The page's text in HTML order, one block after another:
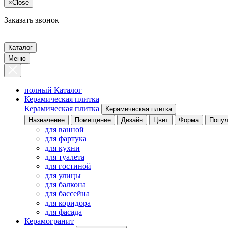
×Close
Заказать звонок
Каталог
Меню
полный Каталог
Керамическая плитка
Керамическая плитка
Керамическая плитка
Назначение
Помещение Дизайн Цвет Форма
для ванной
для фартука
для кухни
для туалета
для гостиной
для улицы
для балкона
для бассейна
для коридора
для фасада
Керамогранит